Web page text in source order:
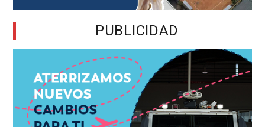
PUBLICIDAD